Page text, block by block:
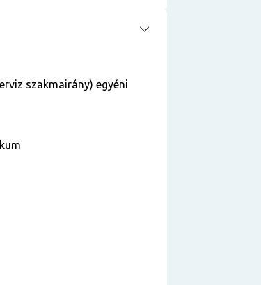
szakmairány) egyéni